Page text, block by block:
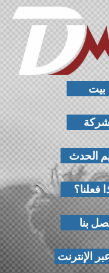
بيت
الحدث
فعلنا؟
بنا
الإنترنت